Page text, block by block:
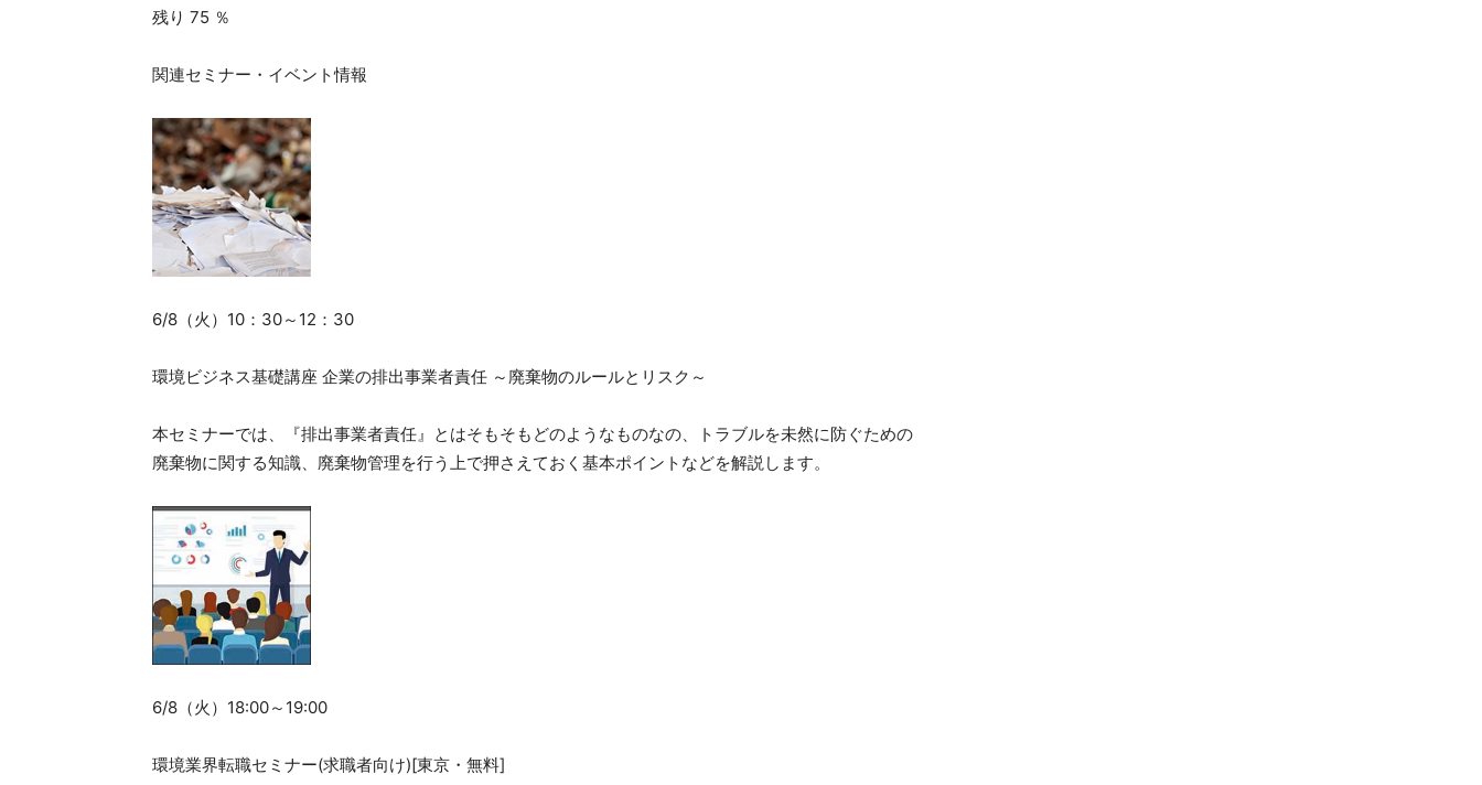
残り 75 ％
関連セミナー・イベント情報
6/8（火）10：30～12：30
環境ビジネス基礎講座 企業の排出事業者責任 ～廃棄物のルールとリスク～
本セミナーでは、『排出事業者責任』とはそもそもどのようなものなの、トラブルを未然に防ぐための
廃棄物に関する知識、廃棄物管理を行う上で押さえておく基本ポイントなどを解説します。
6/8（火）18:00～19:00
環境業界転職セミナー(求職者向け)[東京・無料]